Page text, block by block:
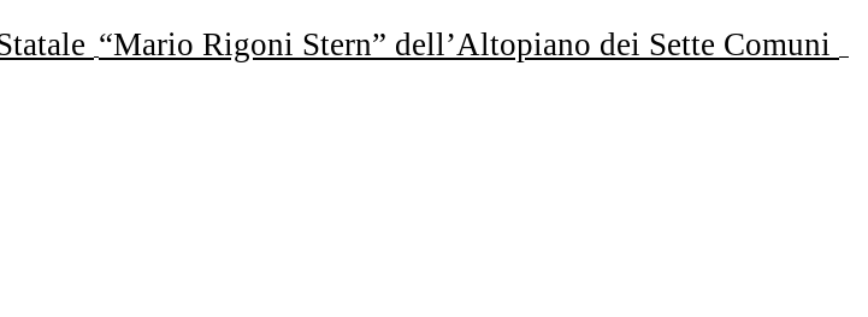
“Mario Rigoni Stern” dell’Altopiano dei Sette Comuni